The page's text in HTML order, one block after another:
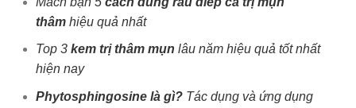
thâm hiệu quả nhất
Top 3 kem trị thâm mụn lâu năm hiệu quả tốt nhất
hiện nay
Phytosphingosine là gì? Tác dụng và ứng dụng